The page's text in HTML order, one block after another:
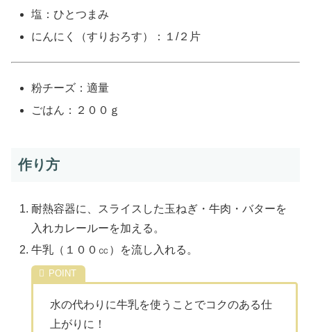
塩：ひとつまみ
にんにく（すりおろす）：１/２片
粉チーズ：適量
ごはん：２００ｇ
作り方
耐熱容器に、スライスした玉ねぎ・牛肉・バターを
入れカレールーを加える。
牛乳（１００㏄）を流し入れる。
水の代わりに牛乳を使うことでコクのある仕
上がりに！